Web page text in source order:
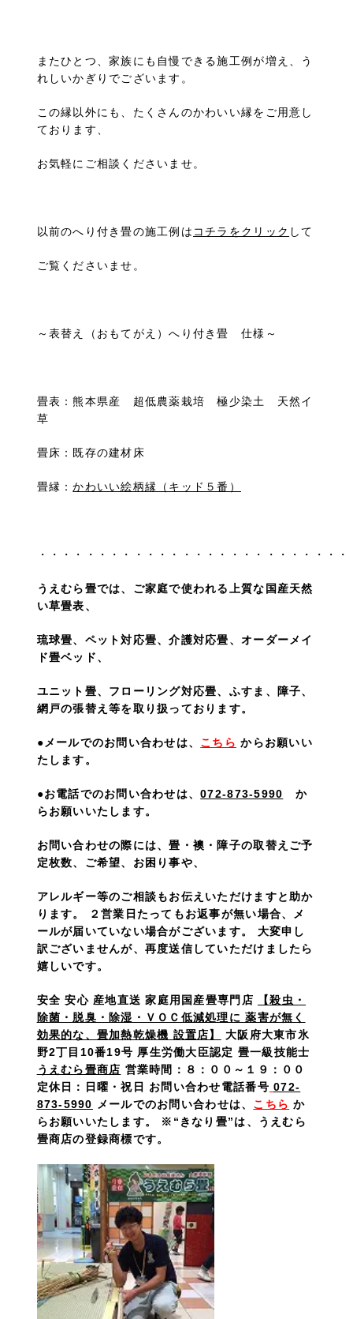
またひとつ、家族にも自慢できる施工例が増え、う
れしいかぎりでございます。
この縁以外にも、たくさんのかわいい縁をご用意し
ております、
お気軽にご相談くださいませ。
以前のへり付き畳の施工例は コチラをクリック して
ご覧くださいませ。
～表替え（おもてがえ）へり付き畳 仕様～
畳表：熊本県産 超低農薬栽培 極少染土 天然イ
草
畳床：既存の建材床
畳縁：かわいい絵柄縁（キッド５番）
・・・・・・・・・・・・・・・・・・・・・・・・・・
うえむら畳では、ご家庭で使われる上質な国産天然
い草畳表、
琉球畳、ペット対応畳、介護対応畳、オーダーメイ
ド畳ベッド、
ユニット畳、フローリング対応畳、ふすま、障子、
網戸の張替え等を取り扱っております。
●メールでのお問い合わせは、 こちら からお願いい
たします。
●お電話でのお問い合わせは、072-873-5990 か
らお願いいたします。
お問い合わせの際には、畳・襖・障子の取替えご予
定枚数、ご希望、お困り事や、
アレルギー等のご相談もお伝えいただけますと助か
ります。 ２営業日たってもお返事が無い場合、メ
ールが届いていない場合がございます。 大変申し
訳ございませんが、再度送信していただけましたら
嬉しいです。
安全 安心 産地直送 家庭用国産畳専門店
【殺虫・
除菌・脱臭・除湿・ＶＯＣ低減処理に 薬害が無く
効果的な、畳加熱乾燥機 設置店】
大阪府大東市氷
野2丁目10番19号 厚生労働大臣認定 畳一級技能士
うえむら畳商店 営業時間：８：００～１９：００
定休日：日曜・祝日
お問い合わせ電話番号 072-
873-5990
メールでのお問い合わせは、 こちら か
らお願いいたします。 ※“きなり畳”は、うえむら
畳商店の登録商標です。